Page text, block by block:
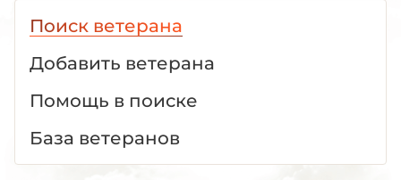
Поиск ветерана
Добавить ветерана
Помощь в поиске
База ветеранов